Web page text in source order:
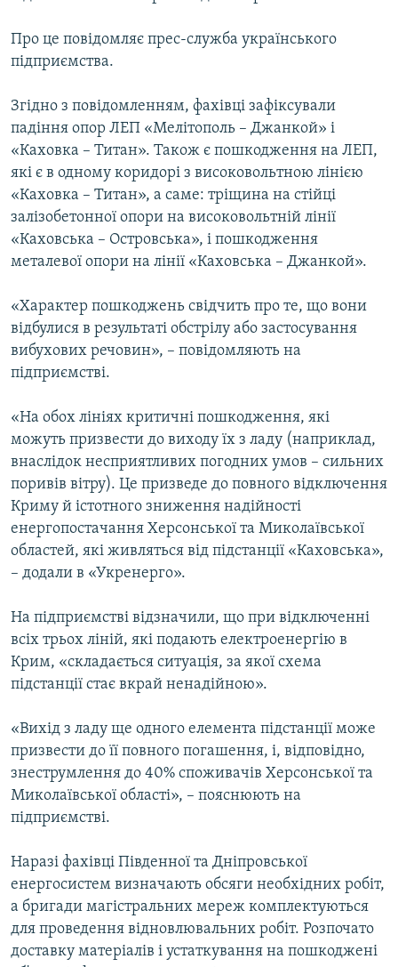
Про це повідомляє прес-служба українського
підприємства.
Згідно з повідомленням, фахівці зафіксували
падіння опор ЛЕП «Мелітополь – Джанкой» і
«Каховка – Титан». Також є пошкодження на ЛЕП,
які є в одному коридорі з високовольтною лінією
«Каховка – Титан», а саме: тріщина на стійці
залізобетонної опори на високовольтній лінії
«Каховська – Островська», і пошкодження
металевої опори на лінії «Каховська – Джанкой».
«Характер пошкоджень свідчить про те, що вони
відбулися в результаті обстрілу або застосування
вибухових речовин», – повідомляють на
підприємстві.
«На обох лініях критичні пошкодження, які
можуть призвести до виходу їх з ладу (наприклад,
внаслідок несприятливих погодних умов – сильних
поривів вітру). Це призведе до повного відключення
Криму й істотного зниження надійності
енергопостачання Херсонської та Миколаївської
областей, які живляться від підстанції «Каховська»,
– додали в «Укренерго».
На підприємстві відзначили, що при відключенні
всіх трьох ліній, які подають електроенергію в
Крим, «складається ситуація, за якої схема
підстанції стає вкрай ненадійною».
«Вихід з ладу ще одного елемента підстанції може
призвести до її повного погашення, і, відповідно,
знеструмлення до 40% споживачів Херсонської та
Миколаївської області», – пояснюють на
підприємстві.
Наразі фахівці Південної та Дніпровської
енергосистем визначають обсяги необхідних робіт,
а бригади магістральних мереж комплектуються
для проведення відновлювальних робіт. Розпочато
доставку матеріалів і устаткування на пошкоджені